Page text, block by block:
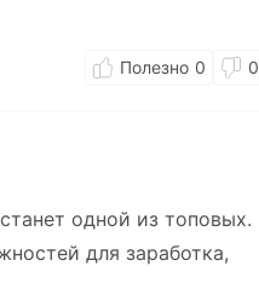
0 0
одной из топовых.
для заработка,